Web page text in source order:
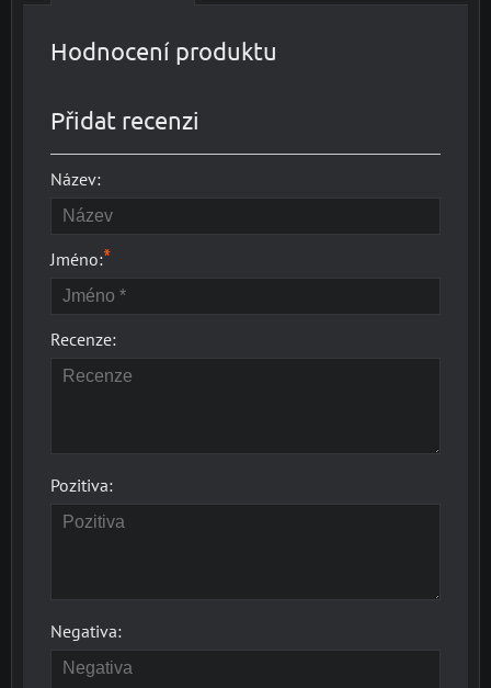
Hodnocení produktu
Přidat recenzi
Název:
Jméno:*
Recenze:
Pozitiva:
Negativa: